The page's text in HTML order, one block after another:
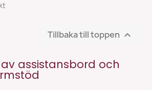
Tillbaka till toppen 
assistansbord och